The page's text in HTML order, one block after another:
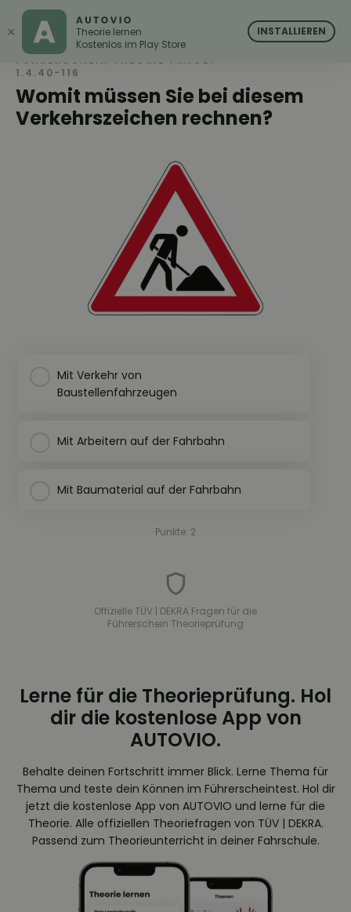
AUTOVIO
Womit müssen Sie bei diesem
Verkehrszeichen rechnen?
FÜHRERSCHEIN THEORIE FRAGE:
1.4.40-116
Mit Verkehr von
Baustellenfahrzeugen
Mit Arbeitern auf der Fahrbahn
Mit Baumaterial auf der Fahrbahn
Punkte: 2
Offizielle TÜV | DEKRA Fragen für die
Führerschein Theorieprüfung
Lerne für die Theorieprüfung. Hol
dir die kostenlose App von
AUTOVIO.
Behalte deinen Fortschritt immer Blick. Lerne Thema für
Thema und teste dein Können im Führerscheintest. Hol dir
jetzt die kostenlose App von AUTOVIO und lerne für die
Theorie. Alle offiziellen Theoriefragen von TÜV | DEKRA.
Passend zum Theorieunterricht in deiner Fahrschule.
× AUTOVIO
Theorie lernen
Kostenlos im Play Store
INSTALLIEREN